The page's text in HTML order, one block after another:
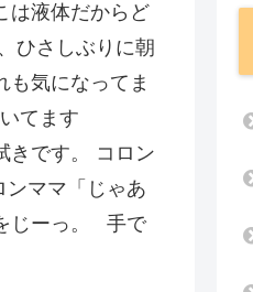
は液体だからど
ひさしぶりに朝
気になってま
てます
きです。 コロン
ママ「じゃあ
じーっ。 手で